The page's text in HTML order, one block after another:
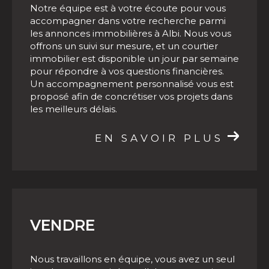
Faire estimer son bien immobilier à Albi
et ses environs
De nombreuses raisons peuvent vous pousser
à solliciter une estimation immobilière, la plus
notable étant la vente d'une propriété. Nos
agents ont une excellente connaissance du
de vous délivrer une estimation immobilière à
Contacter notre agence
immobilière à Albi et sa région
Notre équipe est à votre écoute pour vous
accompagner dans votre recherche parmi
les annonces immobilières à Albi. Nous vous
offrons un suivi sur mesure, et un courtier
immobilier est disponible un jour par semaine
pour répondre à vos questions financières.
Un accompagnement personnalisé vous est
proposé afin de concrétiser vos projets dans
les meilleurs délais.
EN SAVOIR PLUS
VENDRE
Nous travaillons en équipe, vous avez un seul